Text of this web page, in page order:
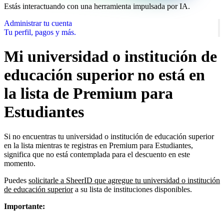
Estás interactuando con una herramienta impulsada por IA.
Administrar tu cuenta
Tu perfil, pagos y más.
Mi universidad o institución de
educación superior no está en
la lista de Premium para
Estudiantes
Si no encuentras tu universidad o institución de educación superior
en la lista mientras te registras en Premium para Estudiantes,
significa que no está contemplada para el descuento en este
momento.
Puedes solicitarle a SheerID que agregue tu universidad o institución
de educación superiora su lista de instituciones disponibles.
Importante: